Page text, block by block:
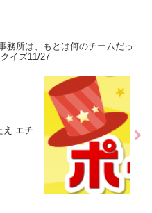
務所は、もとは何のチームだっ
イズ11/27
え エチ